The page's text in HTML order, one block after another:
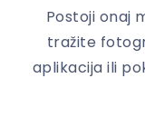
Postoji onaj
tražite
aplikacija ili